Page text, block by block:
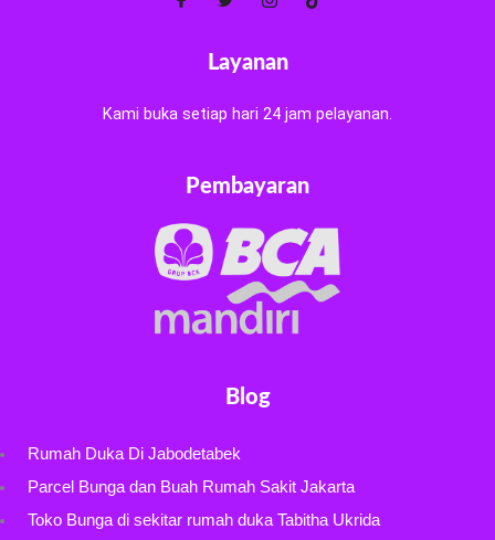
Layanan
Kami buka setiap hari 24 jam pelayanan.
Pembayaran
Blog
Rumah Duka Di Jabodetabek
Parcel Bunga dan Buah Rumah Sakit Jakarta
Toko Bunga di sekitar rumah duka Tabitha Ukrida